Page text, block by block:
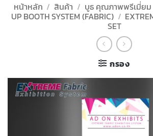
หน้าหลัก / สินค้า / บูธ คุณภาพพรีเมี่ยม
UP BOOTH SYSTEM (FABRIC) /
SET
กรอง